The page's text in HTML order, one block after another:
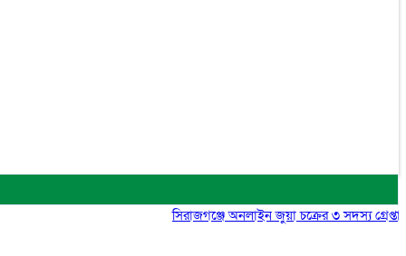
সিরাজগঞ্জে অনলাইন জুয়া চক্রের ৩ সদস্য গ্রেপ্তার,